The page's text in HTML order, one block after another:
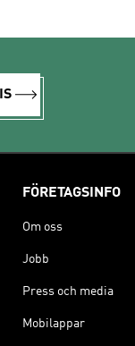
FÖRETAGSINFO
Om oss
Jobb
Press och media
Mobilappar